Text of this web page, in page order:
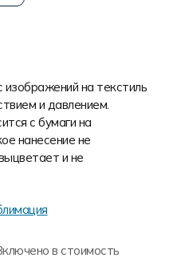
на текстиль
и давлением.
с бумаги на
нанесение не
и не
в стоимость